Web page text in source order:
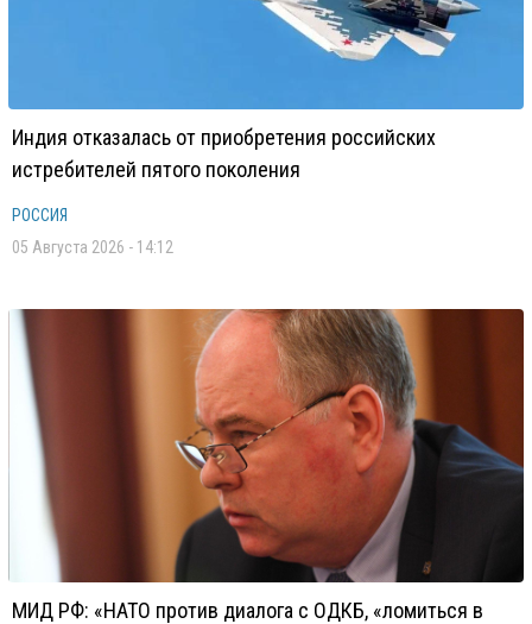
Индия отказалась от приобретения российских
истребителей пятого поколения
РОССИЯ
05 Августа 2026 - 14:12
МИД РФ: «НАТО против диалога с ОДКБ, «ломиться в